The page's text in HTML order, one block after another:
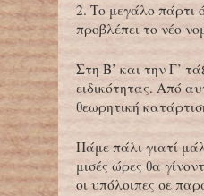
2. Το μεγάλο πάρτι
προβλέπει το νέο
Στη Β’ και την Γ’
ειδικότητας. Από
θεωρητική
Πάμε πάλι γιατί
μισές ώρες θα
οι υπόλοιπες σε